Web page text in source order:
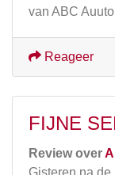
van ABC
Reageer
FIJNE
Review over
Gisteren na